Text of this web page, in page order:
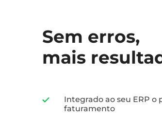
Sem erros,
mais
Integrado ao seu ERP o
faturamento